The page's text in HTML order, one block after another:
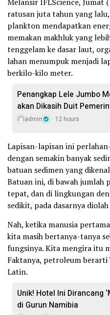
Melansir IFLScience, Jumat
ratusan juta tahun yang
plankton mendapatkan
memakan makhluk yang
tenggelam ke dasar laut,
lahan menumpuk menjadi
berkilo-kilo meter.
Penangkap Lele Jumbo
akan Dikasih Duit
admin 12 hours
Lapisan-lapisan ini
dengan semakin banyak
batuan sedimen yang
Batuan ini, di bawah jumlah
tepat, dan di lingkungan
sedikit, pada dasarnya
Nah, ketika manusia
kita masih bertanya-tanya
fungsinya. Kita mengira itu
Faktanya, petroleum berarti
Latin.
Unik! Hotel Ini Dirancang
di Gurun Namibia